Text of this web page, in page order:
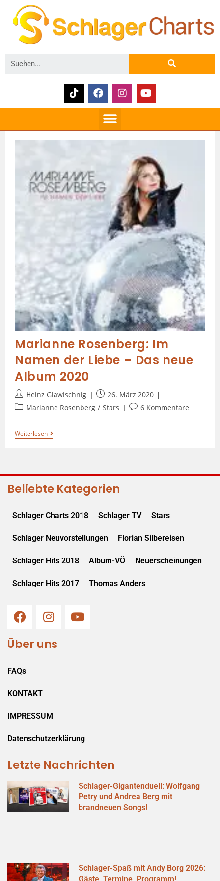
Marianne Rosenberg: Im
Namen der Liebe – Das neue
Album 2020
Heinz Glawischnig
26. März 2020
Marianne Rosenberg / Stars 6 Kommentare
Weiterlesen
Beliebte Kategorien
Schlager Charts 2018 Schlager TV Stars
Schlager Neuvorstellungen Florian Silbereisen
Schlager Hits 2018 Album-VÖ Neuerscheinungen
Schlager Hits 2017 Thomas Anders
Über uns
FAQs
KONTAKT
IMPRESSUM
Datenschutzerklärung
Letzte Nachrichten
Schlager-Gigantenduell: Wolfgang
Petry und Andrea Berg mit
brandneuen Songs!
Schlager-Spaß mit Andy Borg 2026:
Gäste, Termine, Programm!